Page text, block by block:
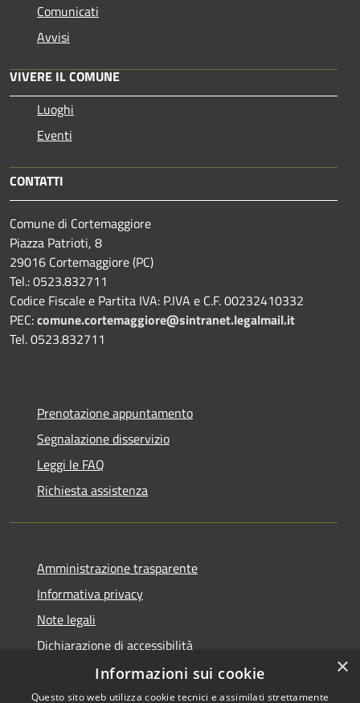
Comunicati
Avvisi
VIVERE IL COMUNE
Luoghi
Eventi
CONTATTI
Comune di Cortemaggiore
Piazza Patrioti, 8
29016 Cortemaggiore (PC)
Tel.: 0523.832711
Codice Fiscale e Partita IVA: P.IVA e C.F. 00232410332
PEC:comune.cortemaggiore@sintranet.legalmail.it
Tel. 0523.832711
Prenotazione appuntamento
Segnalazione disservizio
Leggi le FAQ
Richiesta assistenza
Amministrazione trasparente
Informativa privacy
Note legali
Dichiarazione di accessibilità
×
Informazioni sui cookie
Questo sito web utilizza cookie tecnici e assimilati strettamente